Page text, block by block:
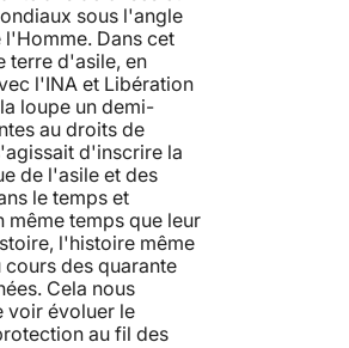
sous l'angle
Dans cet
terre d'asile, en
l'INA et Libération
loupe un demi-
au droits de
d'inscrire la
de l'asile et des
le temps et
même temps que leur
l'histoire même
cours des quarante
Cela nous
voir évoluer le
au fil des